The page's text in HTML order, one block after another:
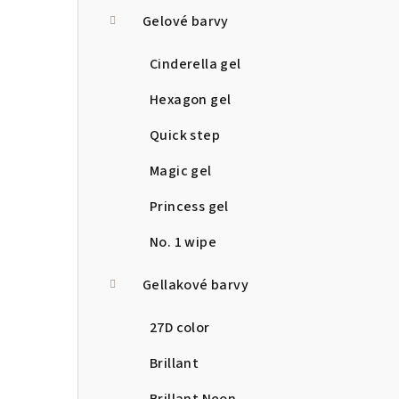
Gelové barvy
Cinderella gel
Hexagon gel
Quick step
Magic gel
Princess gel
No. 1 wipe
Gellakové barvy
27D color
Brillant